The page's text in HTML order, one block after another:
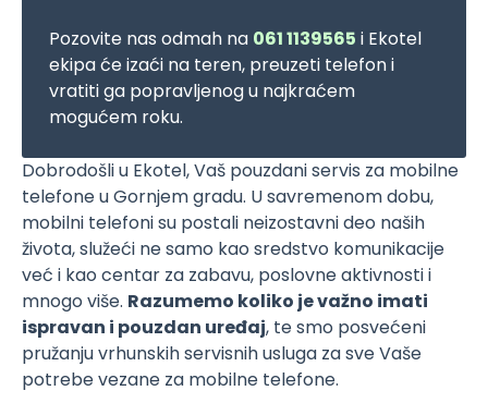
Pozovite nas odmah na 061 1139565 i Ekotel
ekipa će izaći na teren, preuzeti telefon i
vratiti ga popravljenog u najkraćem
mogućem roku.
Dobrodošli u Ekotel, Vaš pouzdani servis za mobilne
telefone u Gornjem gradu. U savremenom dobu,
mobilni telefoni su postali neizostavni deo naših
života, služeći ne samo kao sredstvo komunikacije
već i kao centar za zabavu, poslovne aktivnosti i
mnogo više. Razumemo koliko je važno imati
ispravan i pouzdan uređaj, te smo posvećeni
pružanju vrhunskih servisnih usluga za sve Vaše
potrebe vezane za mobilne telefone.